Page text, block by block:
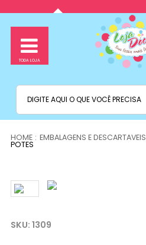
EMBALAGENS E DESCARTAVEIS
POTES
1309